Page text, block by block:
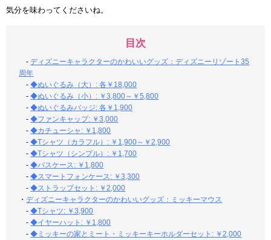
気分を味わってくださいね。
目次
-ディズニーキャラクターのかわいいグッズ：ディズニーリゾート35
周年
-◆ぬいぐるみ（大）: 各￥18,000
-◆ぬいぐるみ（小）: ￥3,800～￥5,800
-◆ぬいぐるみバッジ: 各￥1,900
-◆ファンキャップ: ￥3,000
-◆カチューシャ: ￥1,800
-◆Tシャツ（カラフル）: ￥1,900～￥2,900
-◆Tシャツ（シンプル）: ￥1,700
-◆パスケース: ￥1,800
-◆スマートフォンケース: ￥3,300
-◆ストラップセット: ￥2,000
・ディズニーキャラクターのかわいいグッズ：ミッキーマウス
-◆Tシャツ: ￥3,900
-◆イヤーハット: ￥1,800
-◆ミッキーの家とミート・ミッキーキーホルダーセット: ￥2,000